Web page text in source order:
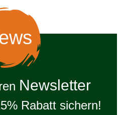
Newsletter
Rabatt sichern!